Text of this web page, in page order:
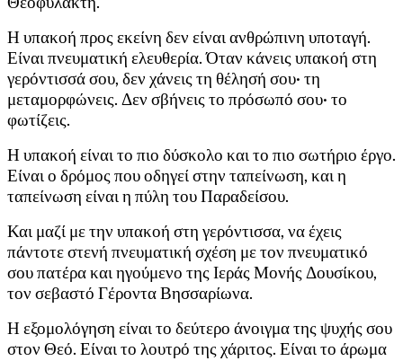
Η υπακοή προς εκείνη δεν είναι ανθρώπινη υποταγή.
Είναι πνευματική ελευθερία. Όταν κάνεις υπακοή στη
γερόντισσά σου, δεν χάνεις τη θέλησή σου· τη
μεταμορφώνεις. Δεν σβήνεις το πρόσωπό σου· το
φωτίζεις.
Η υπακοή είναι το πιο δύσκολο και το πιο σωτήριο έργο.
Είναι ο δρόμος που οδηγεί στην ταπείνωση, και η
ταπείνωση είναι η πύλη του Παραδείσου.
Και μαζί με την υπακοή στη γερόντισσα, να έχεις
πάντοτε στενή πνευματική σχέση με τον πνευματικό
σου πατέρα και ηγούμενο της Ιεράς Μονής Δουσίκου,
τον σεβαστό Γέροντα Βησσαρίωνα.
Η εξομολόγηση είναι το δεύτερο άνοιγμα της ψυχής σου
στον Θεό. Είναι το λουτρό της χάριτος. Είναι το άρωμα